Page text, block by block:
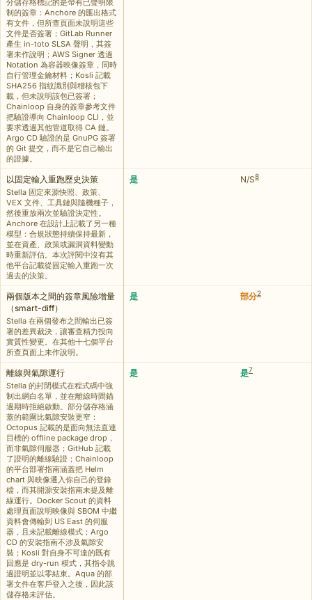
制的簽章：Anchore 的匯出格式
有文件，但所查頁面未說明這些
文件是否簽署；GitLab Runner
產生 in-toto SLSA 聲明，其簽
署未作說明；AWS Signer 透過
Notation 為容器映像簽章，同時
自行管理金鑰材料；Kosli 記載
SHA256 指紋識別與稽核包下
載，但未說明該包已簽署；
Chainloop 自身的簽章參考文件
把驗證導向 Chainloop CLI，並
要求透過其他管道取得 CA 鏈。
Argo CD 驗證的是 GnuPG 簽署
的 Git 提交，而不是它自己輸出
的證據。
以固定輸入重跑歷史決策
Stella 固定來源快照、政策、
VEX 文件、工具鏈與隨機種子，
然後重放兩次並驗證決定性。
Anchore 在設計上記載了另一種
模型：合規狀態持續保持最新，
並在資產、政策或漏洞資料變動
時重新評估。本次評閱中沒有其
他平台記載從固定輸入重跑一次
過去的決策。
是 N/S8
兩個版本之間的簽章風險增量
（smart-diff）
Stella 在兩個發布之間輸出已簽
署的差異裁決，讓審查精力投向
實質性變更。在其他十七個平台
所查頁面上未作說明。
是 部分2
離線與氣隙運行
Stella 的封閉模式在程式碼中強
制出網白名單，並在離線時間錨
過期時拒絕啟動。部分儲存格涵
蓋的範圍比氣隙安裝更窄：
Octopus 記載的是面向無法直連
目標的 offline package drop，
而非氣隙伺服器；GitHub 記載
了證明的離線驗證；Chainloop
的平台部署指南涵蓋把 Helm
chart 與映像遷入你自己的登錄
檔，而其開源安裝指南未提及離
線運行。Docker Scout 的資料
處理頁面說明映像與 SBOM 中繼
資料會傳輸到 US East 的伺服
器，且未記載離線模式；Argo
CD 的安裝指南不涉及氣隙安
裝；Kosli 對自身不可達的既有
回應是 dry-run 模式，其指令跳
過證明並以零結束。Aqua 的部
署文件在客戶登入之後，因此該
儲存格未評估。
是 是7